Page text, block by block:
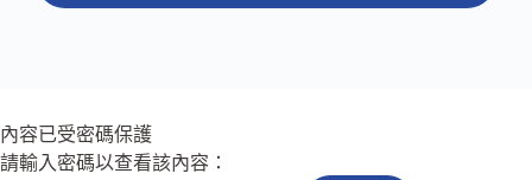
內容已受密碼保護
請輸入密碼以查看該內容：